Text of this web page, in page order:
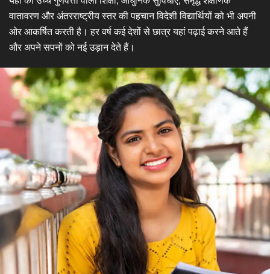
वातावरण और अंतरराष्ट्रीय स्तर की पहचान विदेशी विद्यार्थियों को भी अपनी
ओर आकर्षित करती है। हर वर्ष कई देशों से छात्र यहां पढ़ाई करने आते हैं
और अपने सपनों को नई उड़ान देते हैं।